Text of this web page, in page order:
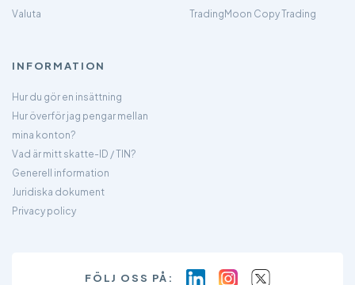
Valuta
TradingMoon Copy Trading
INFORMATION
Hur du gör en insättning
Hur överför jag pengar mellan
mina konton?
Vad är mitt skatte-ID / TIN?
Generell information
Juridiska dokument
Privacy policy
FÖLJ OSS PÅ: